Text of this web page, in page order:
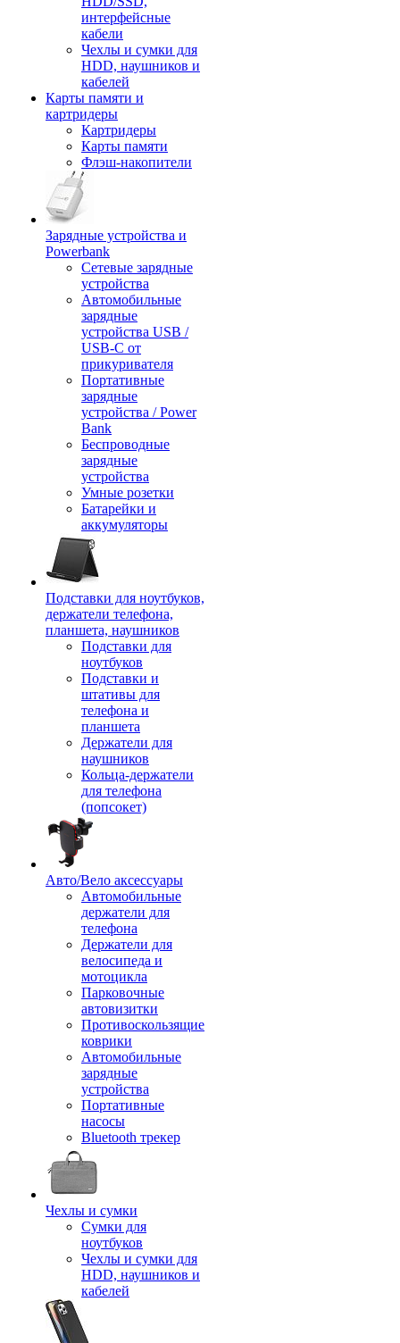
интерфейсные
кабели
Чехлы и сумки для
HDD, наушников и
кабелей
Карты памяти и
картридеры
Картридеры
Карты памяти
Флэш-накопители
Зарядные устройства и
Powerbank
Сетевые зарядные
устройства
Автомобильные
зарядные
устройства USB /
USB-C от
прикуривателя
Портативные
зарядные
устройства / Power
Bank
Беспроводные
зарядные
устройства
Умные розетки
Батарейки и
аккумуляторы
Подставки для ноутбуков,
держатели телефона,
планшета, наушников
Подставки для
ноутбуков
Подставки и
штативы для
телефона и
планшета
Держатели для
наушников
Кольца-держатели
для телефона
(попсокет)
Авто/Вело аксессуары
Автомобильные
держатели для
телефона
Держатели для
велосипеда и
мотоцикла
Парковочные
автовизитки
Противоскользящие
коврики
Автомобильные
зарядные
устройства
Портативные
насосы
Bluetooth трекер
Чехлы и сумки
Сумки для
ноутбуков
Чехлы и сумки для
HDD, наушников и
кабелей